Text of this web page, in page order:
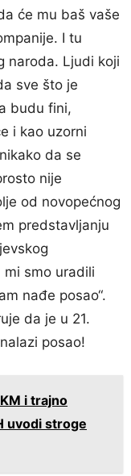
će mu baš vaše
I tu
naroda. Ljudi koji
sve što je
budu fini,
i kao uzorni
da se
nije
od novopećnog
predstavljanju
mi smo uradili
nađe posao“.
da je u 21.
posao!
i trajno
uvodi stroge